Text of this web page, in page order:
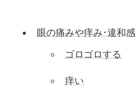
眼の痛みや痒み･違和感
ゴロゴロする
痒い